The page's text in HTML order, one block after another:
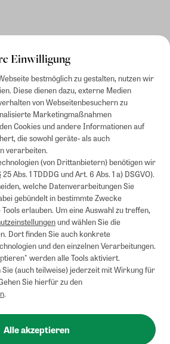
Einwilligung
bestmöglich zu gestalten, nutzen wir
Diese dienen dazu, externe Medien
von Webseitenbesuchern zu
Marketingmaßnahmen
Cookies und andere Informationen auf
die sowohl geräte- als auch
verarbeiten.
(von Drittanbietern) benötigen wir
Abs. 1 TDDDG und Art. 6 Abs. 1 a) DSGVO).
welche Datenverarbeitungen Sie
gebündelt in bestimmte Zwecke
erlauben. Um eine Auswahl zu treffen,
und wählen Sie die
Dort finden Sie auch konkrete
und den einzelnen Verarbeitungen.
werden alle Tools aktiviert.
(auch teilweise) jederzeit mit Wirkung für
Sie hierfür zu den
.
Alle akzeptieren